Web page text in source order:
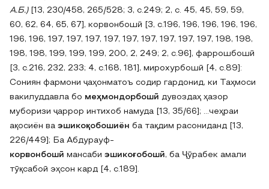
А.Б.)
[13, 230/458‚ 265/528; 3, с.249; 2, с. 45, 45, 59, 59,
60, 62, 64, 65, 67], корвонбошӣ [3, с.196, 196, 196, 196, 196,
196, 196, 197, 197, 197, 197, 197, 197, 197, 197, 197, 198, 198,
198, 198, 199, 199, 199, 200, 2, 249; 2, с.96], фаррошбошӣ
[3, с.216, 232, 233; 4, с.168, 181], мирохурбошӣ [4, с.89]:
Сониян фармони ҷаҳонматоъ содир гардонид, ки Таҳмоси
вакилуддавла бо меҳмондорбошӣ дувоздаҳ ҳазор
муборизи ҷаррор интихоб намуда [13, 35/66]; …чеҳраи
ақосиён ва эшикоқобошиён ба тақдим расониданд [13,
226/449]; Ба Абдурауф-
корвонбошӣ мансаби эшикоғобошӣ, ба Ҷӯрабек амали
тӯқсабоӣ эҳсон кард [4, с.189].